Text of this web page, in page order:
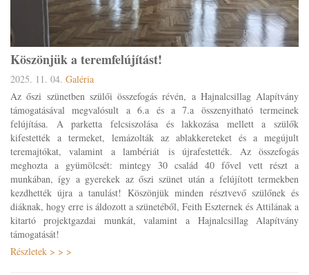
Köszönjük a teremfelújítást!
2025. 11. 04. Galéria
Az őszi szünetben szülői összefogás révén, a Hajnalcsillag Alapítvány
támogatásával megvalósult a 6.a és a 7.a összenyitható termeinek
felújítása. A parketta felcsiszolása és lakkozása mellett a szülők
kifestették a termeket, lemázolták az ablakkereteket és a megújult
teremajtókat, valamint a lambériát is újrafestették. Az összefogás
meghozta a gyümölcsét: mintegy 30 család 40 fővel vett részt a
munkában, így a gyerekek az őszi szünet után a felújított termekben
kezdhették újra a tanulást! Köszönjük minden résztvevő szülőnek és
diáknak, hogy erre is áldozott a szünetéből, Feith Eszternek és Attilának a
kitartó projektgazdai munkát, valamint a Hajnalcsillag Alapítvány
támogatását!
Részletek > > >